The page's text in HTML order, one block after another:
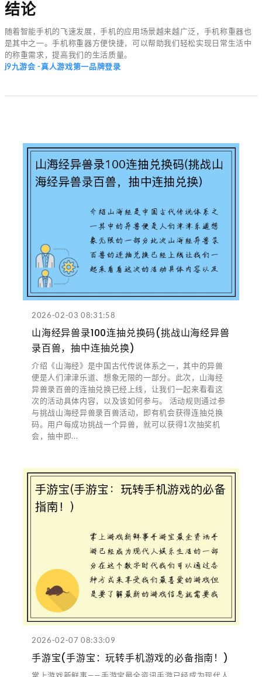
结论
随着智能手机的飞速发展，手机的应用场景越来越广泛，手机称重器也
是其中之一。手机称重器方便快捷，可以帮助我们轻松实现日常生活中
的称重需求，提高我们的生活质量。
j9九游会 -真人游戏第一品牌登录
2026-02-03 08:31:58
山海经异兽录100连抽兑换码(挑战山海经异兽
录百兽，抽中连抽兑换)
介绍《山海经》是中国古代传说体系之一，其中的异兽
便是人们津津乐道、想象无限的一部分。此次，山海经
异兽录百兽的连抽兑换已经上线，让我们一起来看看这
次的活动具体内容，以及该如何参与。 活动规则通过参
与挑战山海经异兽录百兽活动，即有机会获得连抽兑换
码。用户每成功挑战一个异兽，就可以获得1次抽奖机
会，抽中即...
2026-02-07 08:33:09
手游宝(手游宝：玩转手机游戏的必备指南！)
掌上游戏新鲜事——手游宝最全资讯手游已经成为现代人